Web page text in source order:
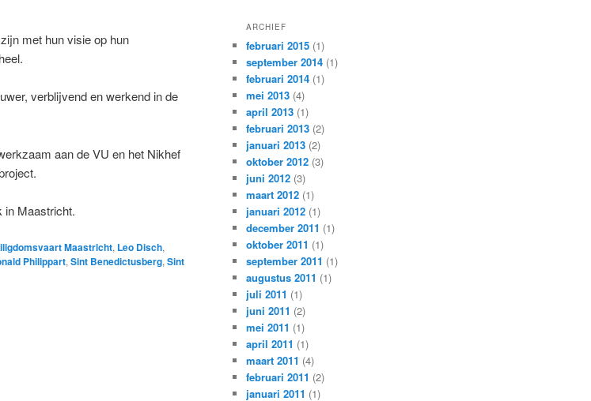
met hun visie op hun
verblijvend en werkend in de
aan de VU en het Nikhef
in Maastricht.
Maastricht, Leo Disch,
Philippart, Sint Benedictusberg, Sint
ARCHIEF
februari 2015 (1)
september 2014 (1)
februari 2014 (1)
mei 2013 (4)
april 2013 (1)
februari 2013 (2)
januari 2013 (2)
oktober 2012 (3)
juni 2012 (3)
maart 2012 (1)
januari 2012 (1)
december 2011 (1)
oktober 2011 (1)
september 2011 (1)
augustus 2011 (1)
juli 2011 (1)
juni 2011 (2)
mei 2011 (1)
april 2011 (1)
maart 2011 (4)
februari 2011 (2)
januari 2011 (1)